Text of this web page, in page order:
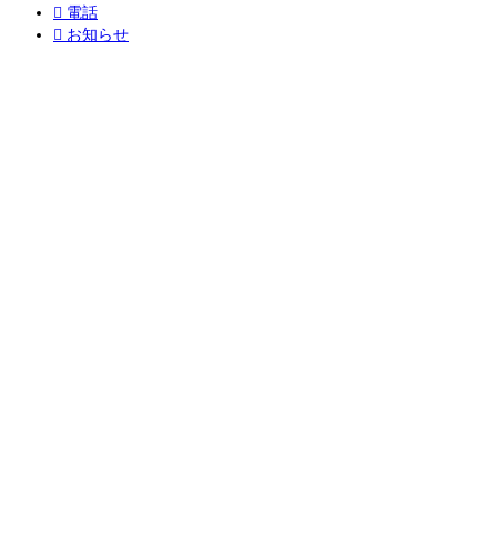
 電話
 お知らせ